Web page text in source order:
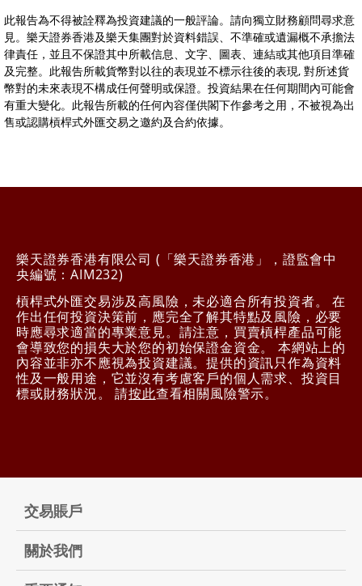
此報告為不得被詮釋為投資建議的一般評論。請向獨立財務顧問尋求意
見。樂天證券香港及樂天集團對於資料錯誤、不準確或遺漏概不承擔法
律責任，並且不保證其中所載信息、文字、圖表、連結或其他項目準確
及完整。此報告所載貨幣對以往的表現並不標示往後的表現, 對所述貨
幣對的未來表現不構成任何聲明或保證。投資結果在任何期間內可能會
有重大變化。此報告所載的任何內容僅供閣下作參考之用，不被視為出
售或認購槓桿式外匯交易之邀約及合約依據。
樂天證券香港有限公司 (「樂天證券香港」，證監會中
央編號：AIM232)
槓桿式外匯交易涉及高風險，未必適合所有投資者。 在
作出任何投資決策前，應完全了解其特點及風險，必要
時應尋求適當的專業意見。請注意，買賣槓桿產品可能
會導致您的損失大於您的初始保證金資金。 本網站上的
內容並非亦不應視為投資建議。提供的資訊只作為資料
性及一般用途，它並沒有考慮客戶的個人需求、投資目
標或財務狀況。 請按此查看相關風險警示。
交易賬戶
關於我們